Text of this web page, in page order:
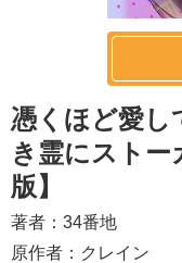
憑くほど愛
き霊にストー
版】
著者： 34番地
原作者： クレイン